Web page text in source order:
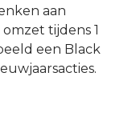
aan
tijdens 1
een Black